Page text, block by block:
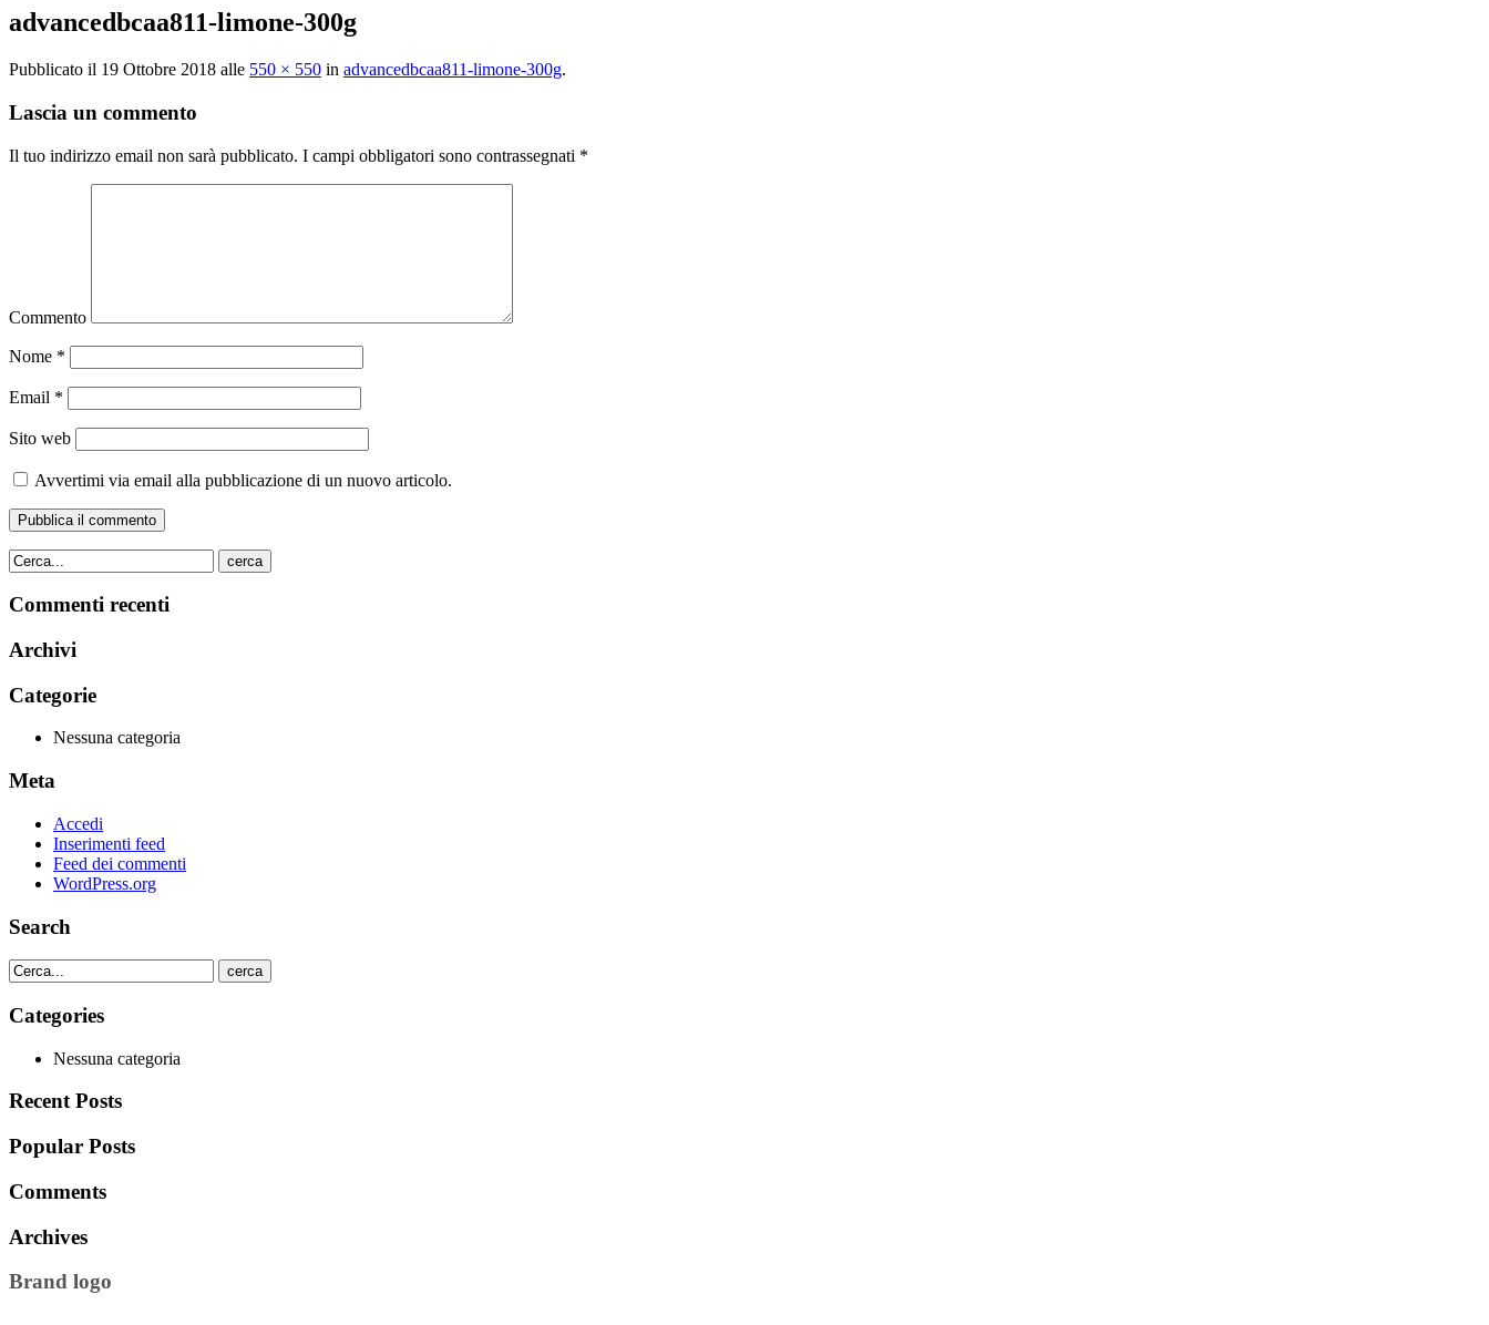
advancedbcaa811-limone-300g
Pubblicato il 19 Ottobre 2018 alle 550 × 550 in advancedbcaa811-limone-300g.
Lascia un commento
Il tuo indirizzo email non sarà pubblicato. I campi obbligatori sono contrassegnati *
Commento
Nome *
Email *
Sito web
Avvertimi via email alla pubblicazione di un nuovo articolo.
cerca
Commenti recenti
Archivi
Categorie
Nessuna categoria
Meta
Accedi
Inserimenti feed
Feed dei commenti
WordPress.org
Search
cerca
Categories
Nessuna categoria
Recent Posts
Popular Posts
Comments
Archives
Brand logo